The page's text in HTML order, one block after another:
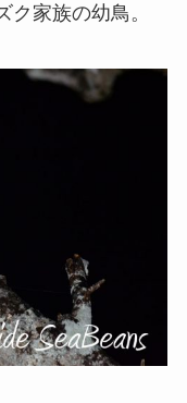
家族の幼鳥。